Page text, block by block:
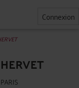
Connexion